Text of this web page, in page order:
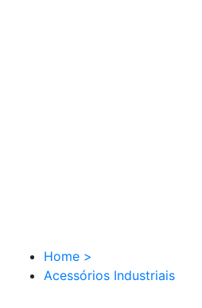
Home >
Acessórios Industriais